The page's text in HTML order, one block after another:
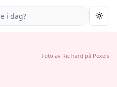
Foto av Ric hard på Pexels